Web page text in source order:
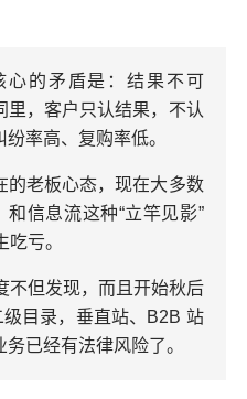
心的矛盾是：结果不可
里，客户只认结果，不认
率高、复购率低。
的老板心态，现在大多数
信息流这种“立竿见影”
亏。
不但发现，而且开始秋后
级目录，垂直站、B2B 站
已经有法律风险了。